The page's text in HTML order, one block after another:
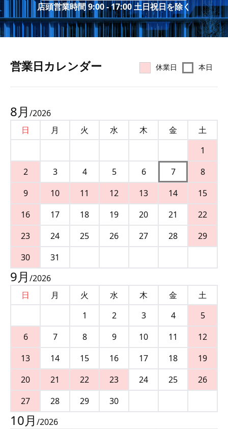
店頭営業時間 9:00 - 17:00 土日祝日を除く
営業⽇カレンダー 休業日 本日
8月 /2026
日
月 火 水 木 金
土
1
2
3 4 5 6 7
8
9
10 11 12 13 14
15
16
17 18 19 20 21
22
23
24 25 26 27 28
29
30
31
9月 /2026
日
月 火 水 木 金
土
1
2 3 4
5
6
7 8 9 10 11
12
13
14 15 16 17 18
19
20
21 22 23 24 25
26
27
28 29 30
10月 /2026